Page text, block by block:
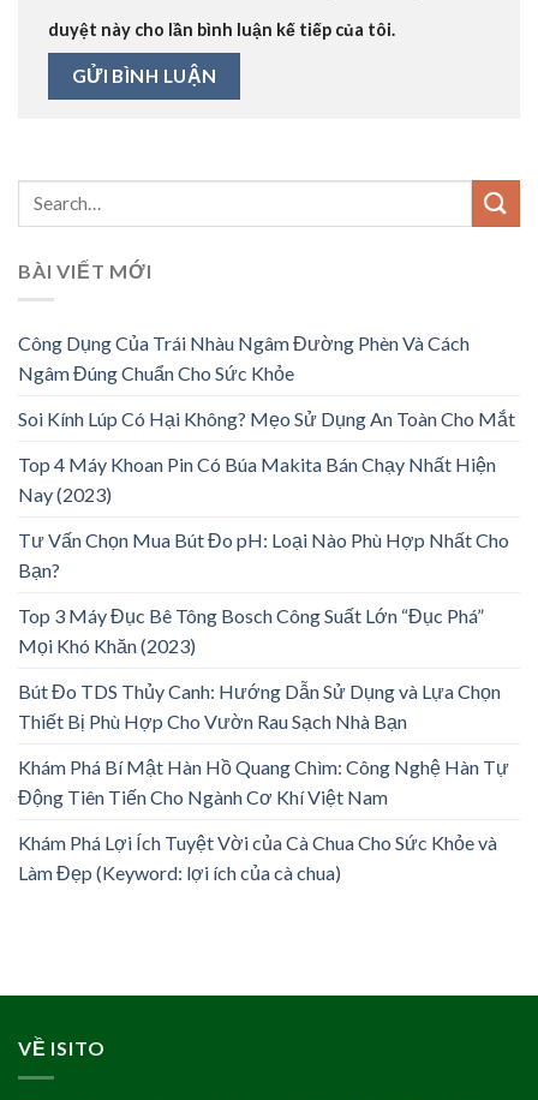
duyệt này cho lần bình luận kế tiếp của tôi.
BÀI VIẾT MỚI
Công Dụng Của Trái Nhàu Ngâm Đường Phèn Và Cách
Ngâm Đúng Chuẩn Cho Sức Khỏe
Soi Kính Lúp Có Hại Không? Mẹo Sử Dụng An Toàn Cho Mắt
Top 4 Máy Khoan Pin Có Búa Makita Bán Chạy Nhất Hiện
Nay (2023)
Tư Vấn Chọn Mua Bút Đo pH: Loại Nào Phù Hợp Nhất Cho
Bạn?
Top 3 Máy Đục Bê Tông Bosch Công Suất Lớn “Đục Phá”
Mọi Khó Khăn (2023)
Bút Đo TDS Thủy Canh: Hướng Dẫn Sử Dụng và Lựa Chọn
Thiết Bị Phù Hợp Cho Vườn Rau Sạch Nhà Bạn
Khám Phá Bí Mật Hàn Hồ Quang Chìm: Công Nghệ Hàn Tự
Động Tiên Tiến Cho Ngành Cơ Khí Việt Nam
Khám Phá Lợi Ích Tuyệt Vời của Cà Chua Cho Sức Khỏe và
Làm Đẹp (Keyword: lợi ích của cà chua)
VỀ ISITO